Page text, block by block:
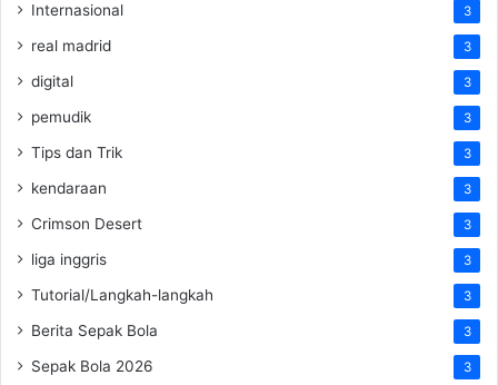
Internasional 3
real madrid 3
digital 3
pemudik 3
Tips dan Trik 3
kendaraan 3
Crimson Desert 3
liga inggris 3
Tutorial/Langkah-langkah 3
Berita Sepak Bola 3
Sepak Bola 2026 3